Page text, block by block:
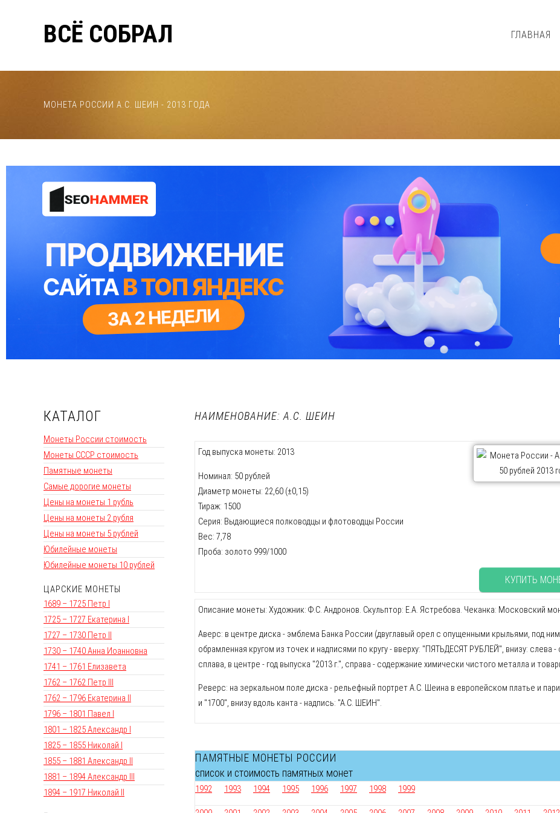
ВСЁ СОБРАЛ ГЛАВНАЯ
МОНЕТА РОССИИ А.С. ШЕИН - 2013 ГОДА
КАТАЛОГ
Монеты России стоимость
Монеты СССР стоимость
Памятные монеты
Самые дорогие монеты
Цены на монеты 1 рубль
Цены на монеты 2 рубля
Цены на монеты 5 рублей
Юбилейные монеты
Юбилейные монеты 10 рублей
ЦАРСКИЕ МОНЕТЫ
1689 – 1725 Петр I
1725 – 1727 Екатерина I
1727 – 1730 Петр II
1730 – 1740 Анна Иоанновна
1741 – 1761 Елизавета
1762 – 1762 Петр III
1762 – 1796 Екатерина II
1796 – 1801 Павел I
1801 – 1825 Александр I
1825 – 1855 Николай I
1855 – 1881 Александр II
1881 – 1894 Александр III
1894 – 1917 Николай II
НАИМЕНОВАНИЕ: А.С. ШЕИН
Год выпуска монеты: 2013
Номинал: 50 рублей
Диаметр монеты: 22,60 (±0,15)
Тираж: 1500
Серия: Выдающиеся полководцы и флотоводцы России
Вес: 7,78
Проба: золото 999/1000
КУПИТЬ
Описание монеты: Художник: Ф.С. Андронов. Скульптор: Е.А. Ястребова. Чеканка: Московский
Аверс: в центре диска - эмблема Банка России (двуглавый орел с опущенными крыльями, под
обрамленная кругом из точек и надписями по кругу - вверху: "ПЯТЬДЕСЯТ РУБЛЕЙ", внизу: слева
сплава, в центре - год выпуска "2013 г.", справа - содержание химически чистого металла и
Реверс: на зеркальном поле диска - рельефный портрет А.С. Шеина в европейском платье и
и "1700", внизу вдоль канта - надпись: "А.С. ШЕИН".
ПАМЯТНЫЕ МОНЕТЫ РОССИИ
список и стоимость памятных монет
1992 1993 1994 1995 1996 1997 1998 1999